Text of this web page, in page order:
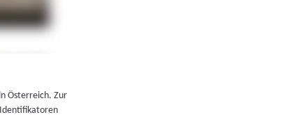
Österreich. Zur